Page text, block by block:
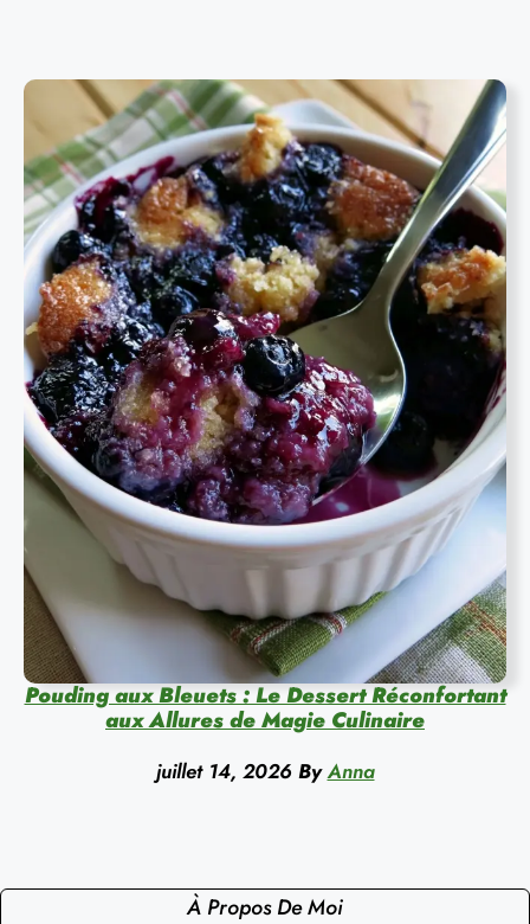
Pouding aux Bleuets : Le Dessert Réconfortant
aux Allures de Magie Culinaire
juillet 14, 2026 By Anna
À Propos De Moi